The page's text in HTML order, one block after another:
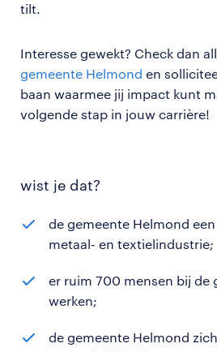
tilt.
Interesse gewekt? Check dan
gemeente Helmond en
baan waarmee jij impact kunt
volgende stap in jouw carrière!
wist je dat?
de gemeente Helmond
metaal- en textielindustrie;
er ruim 700 mensen bij de
werken;
de gemeente Helmond